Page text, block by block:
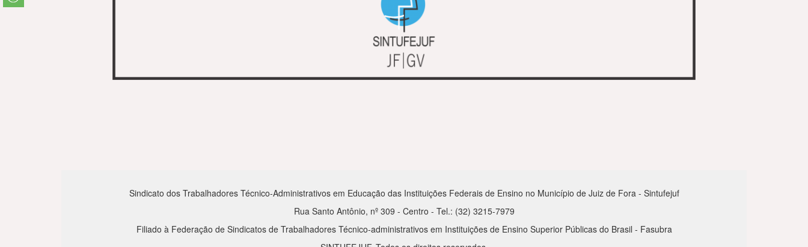
Sindicato dos Trabalhadores Técnico-Administrativos em Educação das Instituições Federais de Ensino no Município de Juiz de Fora - Sintufejuf
Rua Santo Antônio, nº 309 - Centro - Tel.: (32) 3215-7979
Filiado à Federação de Sindicatos de Trabalhadores Técnico-administrativos em Instituições de Ensino Superior Públicas do Brasil - Fasubra